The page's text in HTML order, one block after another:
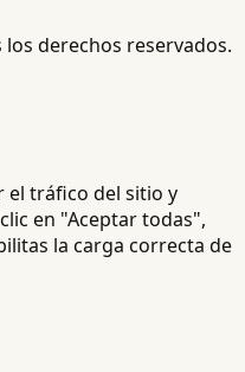
los derechos reservados.
el tráfico del sitio y
en "Aceptar todas",
la carga correcta de